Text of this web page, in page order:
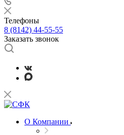
Телефоны
8 (8142) 44-55-55
Заказать звонок
О Компании